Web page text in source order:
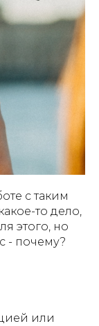
с таким
то дело,
этого, но
- почему?
или